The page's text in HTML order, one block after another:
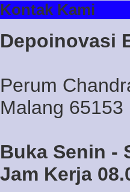
Kontak Kami
Depoinovasi
Perum
Malang 65153
Buka Senin -
Jam Kerja